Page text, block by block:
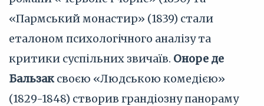
«Пармський монастир» (1839) стали
еталоном психологічного аналізу та
критики суспільних звичаїв. Оноре де
Бальзаксвоєю «Людською комедією»
(1829-1848) створив грандіозну панораму